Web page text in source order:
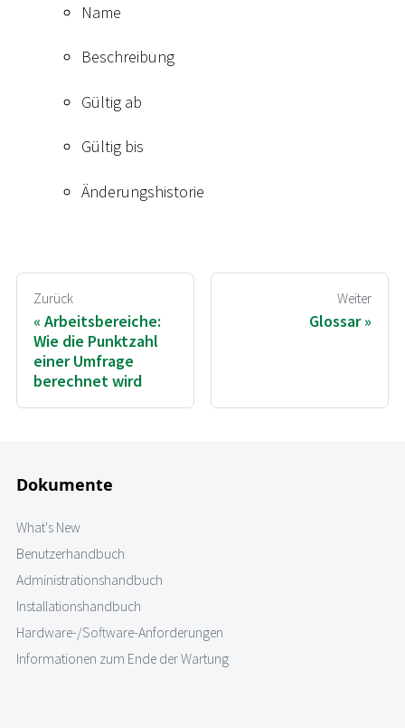
Name
Beschreibung
Gültig ab
Gültig bis
Änderungshistorie
Zurück
Arbeitsbereiche:
Wie die Punktzahl
einer Umfrage
berechnet wird
Weiter
Glossar
Dokumente
What's New
Benutzerhandbuch
Administrationshandbuch
Installationshandbuch
Hardware-/Software-Anforderungen
Informationen zum Ende der Wartung